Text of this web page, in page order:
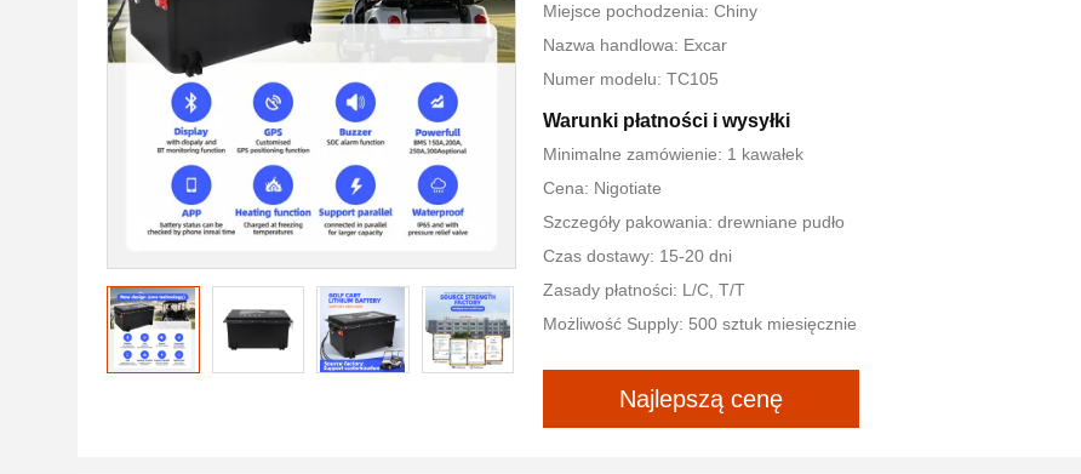
Miejsce pochodzenia: Chiny
Nazwa handlowa: Excar
Numer modelu: TC105
Warunki płatności i wysyłki
Minimalne zamówienie: 1 kawałek
Cena: Nigotiate
Szczegóły pakowania: drewniane pudło
Czas dostawy: 15-20 dni
Zasady płatności: L/C, T/T
Możliwość Supply: 500 sztuk miesięcznie
Najlepszą cenę